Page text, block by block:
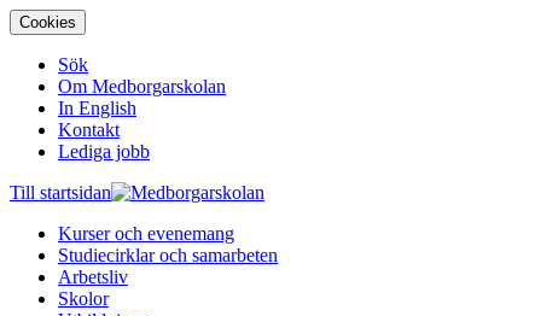
Cookies
Sök
Om Medborgarskolan
In English
Kontakt
Lediga jobb
Till startsidan
Kurser och evenemang
Studiecirklar och samarbeten
Arbetsliv
Skolor